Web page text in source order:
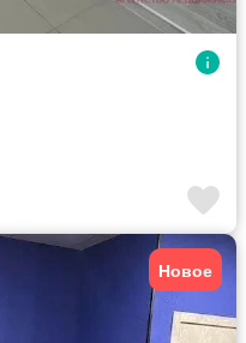
Новое